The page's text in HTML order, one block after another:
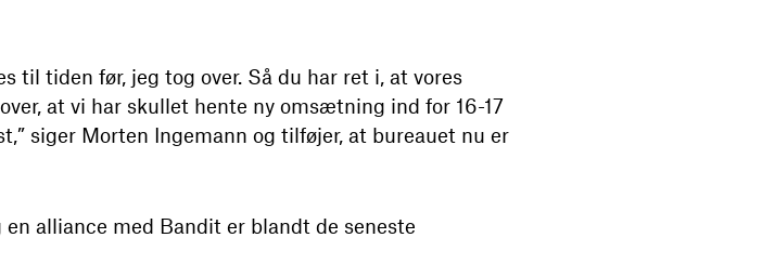
til tiden før, jeg tog over. Så du har ret i, at vores
at vi har skullet hente ny omsætning ind for 16-17
siger Morten Ingemann og tilføjer, at bureauet nu er
alliance med Bandit er blandt de seneste